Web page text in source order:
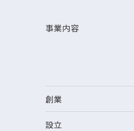
事業内容
創業
設立